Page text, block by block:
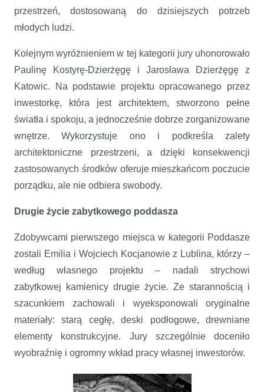
przestrzeń, dostosowaną do dzisiejszych potrzeb
młodych ludzi.
Kolejnym wyróżnieniem w tej kategorii jury uhonorowało
Paulinę Kostyrę-Dzierżęgę i Jarosława Dzierżęgę z
Katowic. Na podstawie projektu opracowanego przez
inwestorkę, która jest architektem, stworzono pełne
światła i spokoju, a jednocześnie dobrze zorganizowane
wnętrze. Wykorzystuje ono i podkreśla zalety
architektoniczne przestrzeni, a dzięki konsekwencji
zastosowanych środków oferuje mieszkańcom poczucie
porządku, ale nie odbiera swobody.
Drugie życie zabytkowego poddasza
Zdobywcami pierwszego miejsca w kategorii Poddasze
zostali Emilia i Wojciech Kocjanowie z Lublina, którzy –
według własnego projektu – nadali strychowi
zabytkowej kamienicy drugie życie. Ze starannością i
szacunkiem zachowali i wyeksponowali oryginalne
materiały: starą cegłę, deski podłogowe, drewniane
elementy konstrukcyjne. Jury szczególnie doceniło
wyobraźnię i ogromny wkład pracy własnej inwestorów.